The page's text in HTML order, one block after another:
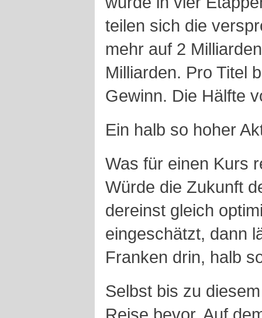
teilen sich die
mehr auf 2
Milliarden. Pro Titel
Gewinn. Die Hälfte
Ein halb so hoher
Was für einen Kurs
Würde die Zukunft
dereinst gleich
eingeschätzt, dann
Franken drin, halb
Selbst bis zu